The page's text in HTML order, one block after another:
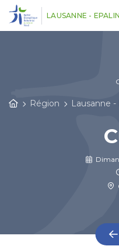
LAUSANNE -
Région Lausanne
Panneau de gestion des